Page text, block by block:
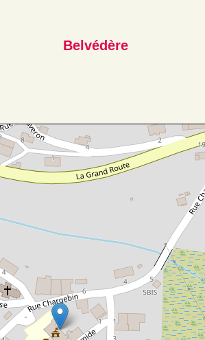
Belvédère